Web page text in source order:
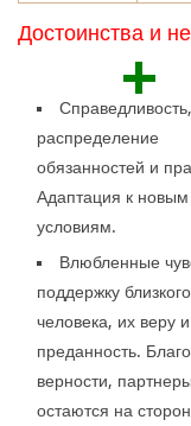
Достоинства и
+
Справедливость,
распределение
обязанностей и
Адаптация к новым
условиям.
Влюбленные
поддержку близкого
человека, их веру и
преданность.
верности,
остаются на